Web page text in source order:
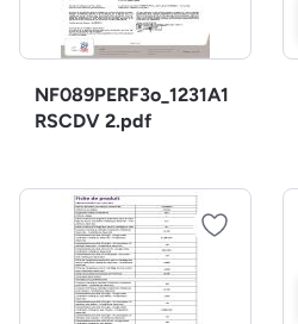
NF089PERF3o_1231A1
RSCDV 2.pdf